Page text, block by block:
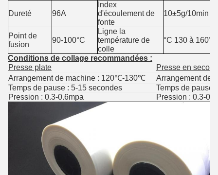
Dureté 96A
Index
d'écoulement de
fonte
10±5g/10min
Point de
fusion
90-100°C
Ligne la
température de
colle
°C 130 à 160°C
Conditions de collage recommandées :
Presse plate
Presse en
Arrangement de machine : 120℃-130℃
Arrangement de
Temps de pause : 5-15 secondes
Temps de pause
Pression : 0.3-0.6mpa
Pression : 0.3-